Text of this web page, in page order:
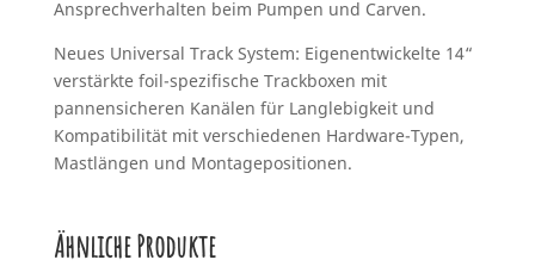
Ansprechverhalten beim Pumpen und Carven.
Neues Universal Track System: Eigenentwickelte 14“
verstärkte foil-spezifische Trackboxen mit
pannensicheren Kanälen für Langlebigkeit und
Kompatibilität mit verschiedenen Hardware-Typen,
Mastlängen und Montagepositionen.
Ähnliche Produkte